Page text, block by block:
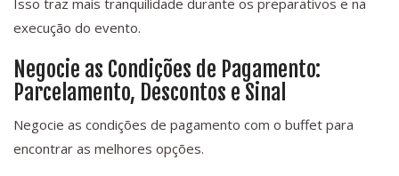
Isso traz mais tranquilidade durante os preparativos e na
execução do evento.
Negocie as Condições de Pagamento:
Parcelamento, Descontos e Sinal
Negocie as condições de pagamento com o buffet para
encontrar as melhores opções.